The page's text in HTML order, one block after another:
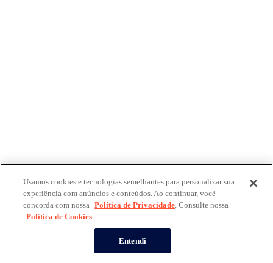
Usamos cookies e tecnologias semelhantes para personalizar sua
experiência com anúncios e conteúdos. Ao continuar, você
concorda com nossa Política de Privacidade. Consulte nossa
Política de Cookies
Entendi